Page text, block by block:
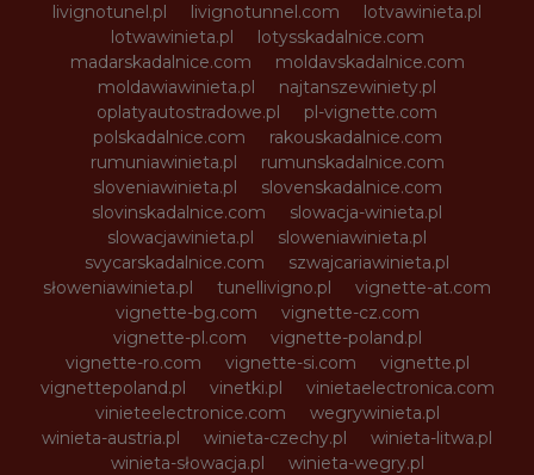
livignotunel.pl
livignotunnel.com
lotvawinieta.pl
lotwawinieta.pl
lotysskadalnice.com
madarskadalnice.com
moldavskadalnice.com
moldawiawinieta.pl
najtanszewiniety.pl
oplatyautostradowe.pl
pl-vignette.com
polskadalnice.com
rakouskadalnice.com
rumuniawinieta.pl
rumunskadalnice.com
sloveniawinieta.pl
slovenskadalnice.com
slovinskadalnice.com
slowacja-winieta.pl
slowacjawinieta.pl
sloweniawinieta.pl
svycarskadalnice.com
szwajcariawinieta.pl
słoweniawinieta.pl
tunellivigno.pl
vignette-at.com
vignette-bg.com
vignette-cz.com
vignette-pl.com
vignette-poland.pl
vignette-ro.com
vignette-si.com
vignette.pl
vignettepoland.pl
vinetki.pl
vinietaelectronica.com
vinieteelectronice.com
wegrywinieta.pl
winieta-austria.pl
winieta-czechy.pl
winieta-litwa.pl
winieta-słowacja.pl
winieta-wegry.pl